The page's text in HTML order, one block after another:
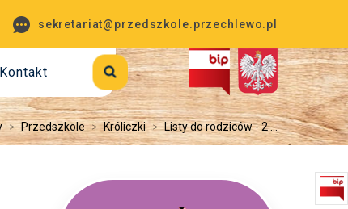
sekretariat@przedszkole.przechlewo.pl
Kontakt
> Przedszkole > Króliczki > Listy do rodziców - 2 ...